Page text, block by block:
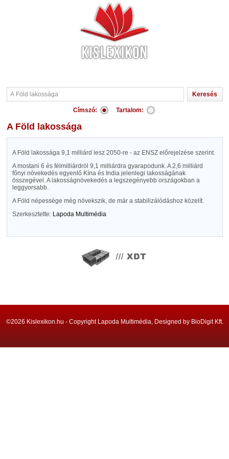
Címszó: Tartalom:
A Föld lakossága
A Föld lakossága 9,1 milliárd lesz 2050-re - az ENSZ előrejelzése szerint.
A mostani 6 és félmilliárdról 9,1 milliárdra gyarapodunk. A 2,6 milliárd
főnyi növekedés egyenlő Kína és India jelenlegi lakosságának
összegével. A lakosságnövekedés a legszegényebb országokban a
leggyorsabb.
A Föld népessége még növekszik, de már a stabilizálódáshoz közelít.
Szerkesztette: Lapoda Multimédia
©2026 Kislexikon.hu - Copyright Lapoda Multimédia, Designed by BioDigit Kft.